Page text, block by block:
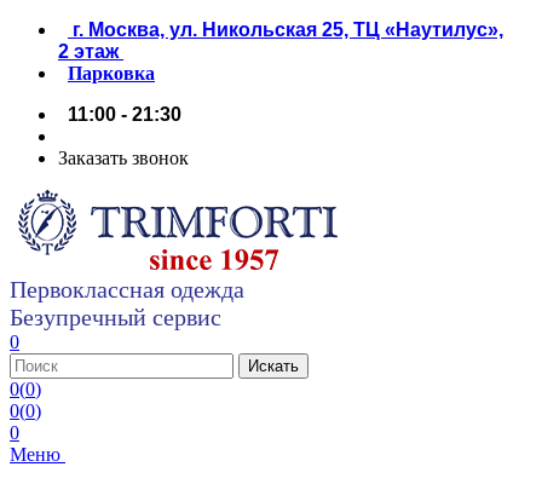
г. Москва, ул. Никольская 25, ТЦ «Наутилус»,
2 этаж
Парковка
11:00 - 21:30
Заказать звонок
Первоклассная одежда
Безупречный сервис
0
0(0)
0(0)
0
Меню